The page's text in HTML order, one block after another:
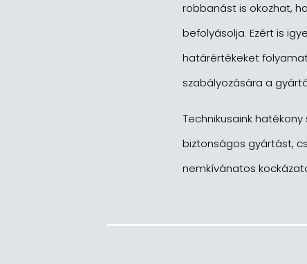
robbanást is okozhat,
befolyásolja. Ezért is
határértékeket
szabályozására a
Technikusaink
biztonságos gyártást,
nemkívánatos